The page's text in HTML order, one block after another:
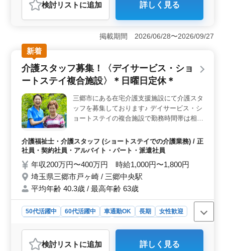
＜増員募集のポジション＞ 商業施設やビルの建築施工
管理業務を担当します。主に埼玉県や東京都、千葉県、
す。 ＜求められる経験・資格＞ 1級または2級建築
施工管理技士のいずれかの資格を持つ方、または建築士
の資格を有する方が対象です。建築施工管理の実務経験
が5年以上ある方が求められています。 ＜働きやすい
環境＞ 新三郷駅から近く、車通勤も可能です。残業は
月平均10時間程度で、週6日勤務ですが土日や祝日も含ま
れるため、休日が確保されています。年収は500万円〜
600万円で通勤手当も全額支給されます。
検討リスト に追加 詳しく見る
掲載期間 2026/06/28〜2026/09/27
新着
介護スタッフ募集！〈デイサービス・ショ
ートステイ複合施設〉＊日曜日定休＊
三郷市にある在宅介護支援施設にて介護スタ
ッフを募集しております♪ デイサービス・シ
ョートステイの複合施設で勤務時間帯は相談
助、排泄介助など） ・居室の清掃やシーツ
交換 ・看護師補助 ・生活援助 ・移動介助
エーションの実施 等 〈備考〉 ・週3日以上
シフト制/日曜休み ・交通費実費支給 ・資格
手当あり ・勤務時間帯応相談 現在、60代の
スタッフも活躍中です 皆様のご応募をお待
ちしております！！
介護福祉士・介護スタッフ (ショートステイでの介護業務) / 正
社員・契約社員・アルバイト・パート・派遣社員
年収200万円〜400万円 時給1,000円〜1,800円
埼玉県三郷市戸ヶ崎 / 三郷中央駅
平均年齢 40.3歳 / 最高年齢 63歳
50代活躍中 60代活躍中 車通勤OK 長期
女性歓迎
検討リスト に追加 詳しく見る